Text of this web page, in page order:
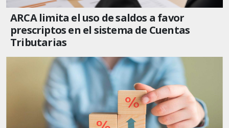
ARCA limita el uso de saldos a favor
prescriptos en el sistema de Cuentas
Tributarias